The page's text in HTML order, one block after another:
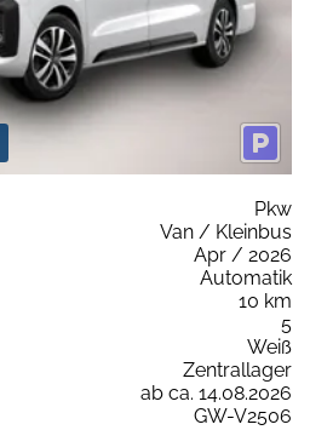
Pkw
Van / Kleinbus
Apr / 2026
Automatik
10 km
5
Weiß
Zentrallager
ab ca. 14.08.2026
GW-V2506